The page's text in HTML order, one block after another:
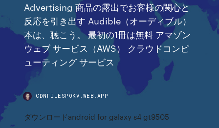
Advertising 商品の露出でお客様の関心と
反応を引き出す Audible（オーディブル）
本は、聴こう。 最初の1冊は無料 アマゾン
ウェブ サービス（AWS） クラウドコンピ
ューティング サービス
CDNFILESPOKV.WEB.APP
ダウンロードandroid for galaxy s4 gt9505